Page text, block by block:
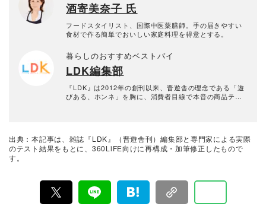
酒寄美奈子 氏
フードスタイリスト、国際中医薬膳師。手の届きやすい
食材で作る簡単でおいしい家庭料理を得意とする。
暮らしのおすすめベストバイ
LDK編集部
『LDK』は2012年の創刊以来、晋遊舎の理念である「遊
びある、ホンネ」を胸に、消費者目線で本音の商品テス
て見つけた「本当に良いもの」と「お役立ち情報」を厳
選してあなたにお届け。編集長・高橋咲彩を中心に、11
出典：本記事は、雑誌『LDK』（晋遊舎刊）編集部と専門家による実際
のテスト結果をもとに、360LiFE向けに再構成・加筆修正したもので
す。